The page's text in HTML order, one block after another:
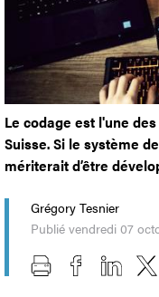
Le codage est l'une
Suisse. Si le système
mériterait d’être
Grégory Tesnier
Publié vendredi 07